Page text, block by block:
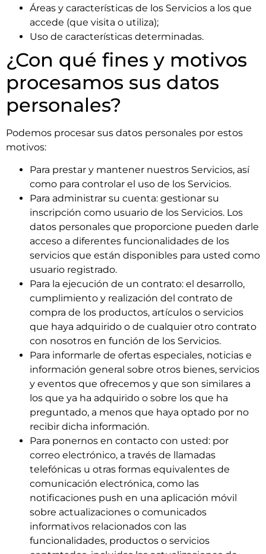
Áreas y características de los Servicios a los que
accede (que visita o utiliza);
Uso de características determinadas.
¿Con qué fines y motivos
procesamos sus datos
personales?
Podemos procesar sus datos personales por estos
motivos:
Para prestar y mantener nuestros Servicios, así
como para controlar el uso de los Servicios.
Para administrar su cuenta: gestionar su
inscripción como usuario de los Servicios. Los
datos personales que proporcione pueden darle
acceso a diferentes funcionalidades de los
servicios que están disponibles para usted como
usuario registrado.
Para la ejecución de un contrato: el desarrollo,
cumplimiento y realización del contrato de
compra de los productos, artículos o servicios
que haya adquirido o de cualquier otro contrato
con nosotros en función de los Servicios.
Para informarle de ofertas especiales, noticias e
información general sobre otros bienes, servicios
y eventos que ofrecemos y que son similares a
los que ya ha adquirido o sobre los que ha
preguntado, a menos que haya optado por no
recibir dicha información.
Para ponernos en contacto con usted: por
correo electrónico, a través de llamadas
telefónicas u otras formas equivalentes de
comunicación electrónica, como las
notificaciones push en una aplicación móvil
sobre actualizaciones o comunicados
informativos relacionados con las
funcionalidades, productos o servicios